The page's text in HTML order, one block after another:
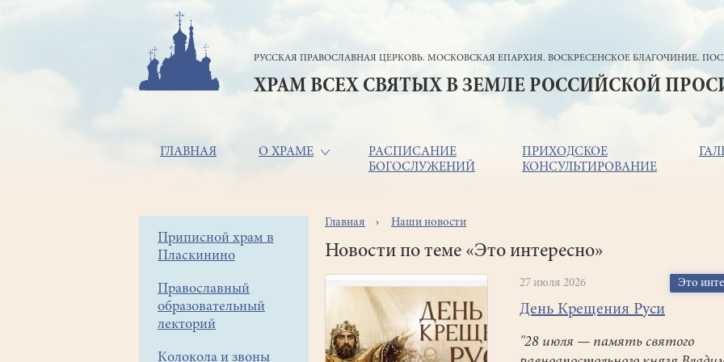
РУССКАЯ ПРАВОСЛАВНАЯ ЦЕРКОВЬ. МОСКОВСКАЯ ЕПАРХИЯ. ВОСКРЕСЕНСКОЕ БЛАГОЧИНИЕ.
ХРАМ ВСЕХ СВЯТЫХ В ЗЕМЛЕ РОССИЙСКОЙ
Основная
ГЛАВНАЯ О ХРАМЕ
РАСПИСАНИЕ
БОГОСЛУЖЕНИЙ
ПРИХОДСКОЕ
КОНСУЛЬТИРОВАНИЕ
Боковое
меню
Приписной храм в
Пласкинино
Православный
образовательный
лекторий
Колокола и звоны
Строка
навигации
Главная Наши новости
Новости по теме «Это интересно»
27 июля 2026 Это
День Крещения Руси
"28 июля — память святого